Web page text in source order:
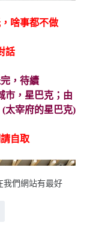
我們網站有最好
啥事都不做
話
待續
自取